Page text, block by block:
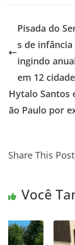
Pisada do
s de
ingindo
em 12
Hytalo Santos
ão Paulo por
Share This
Você